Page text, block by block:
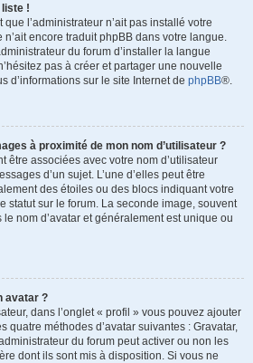
liste !
l’administrateur n’ait pas installé votre
encore traduit phpBB dans votre langue.
du forum d’installer la langue
pas à créer et partager une nouvelle
d’informations sur le site Internet de phpBB®.
à proximité de mon nom d’utilisateur ?
être associées avec votre nom d’utilisateur
d’un sujet. L’une d’elles peut être
des étoiles ou des blocs indiquant votre
statut sur le forum. La seconde image, souvent
nom d’avatar et généralement est unique ou
avatar ?
dans l’onglet « profil » vous pouvez ajouter
quatre méthodes d’avatar suivantes : Gravatar,
du forum peut activer ou non les
dont ils sont mis à disposition. Si vous ne